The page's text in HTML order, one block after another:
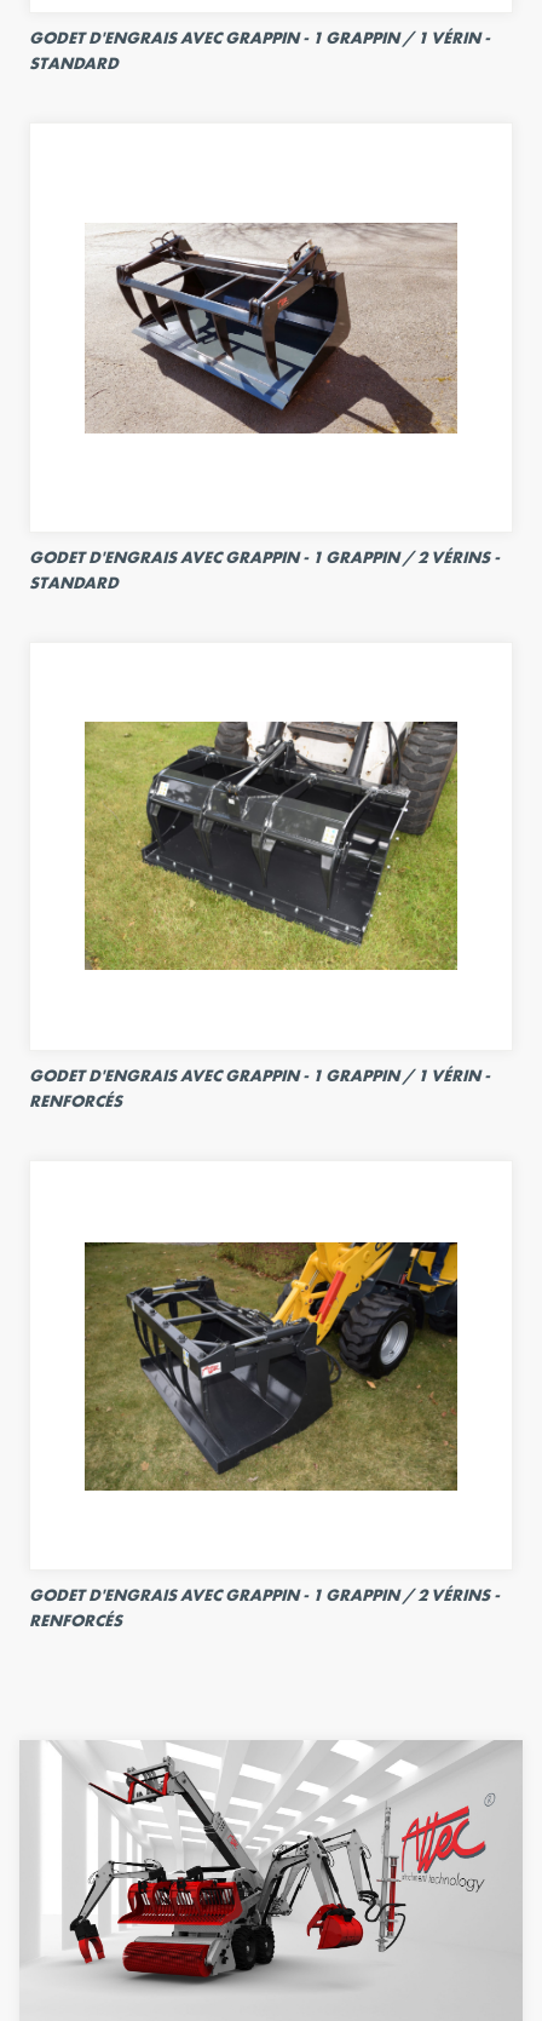
GODET D'ENGRAIS AVEC GRAPPIN - 1 GRAPPIN / 1 VÉRIN -
STANDARD
GODET D'ENGRAIS AVEC GRAPPIN - 1 GRAPPIN / 2 VÉRINS -
STANDARD
GODET D'ENGRAIS AVEC GRAPPIN - 1 GRAPPIN / 1 VÉRIN -
RENFORCÉS
GODET D'ENGRAIS AVEC GRAPPIN - 1 GRAPPIN / 2 VÉRINS -
RENFORCÉS